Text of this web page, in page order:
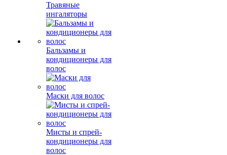
Травяные
ингаляторы
Бальзамы и
кондиционеры для
волос
Маски для волос
Мисты и спрей-
кондиционеры для
волос